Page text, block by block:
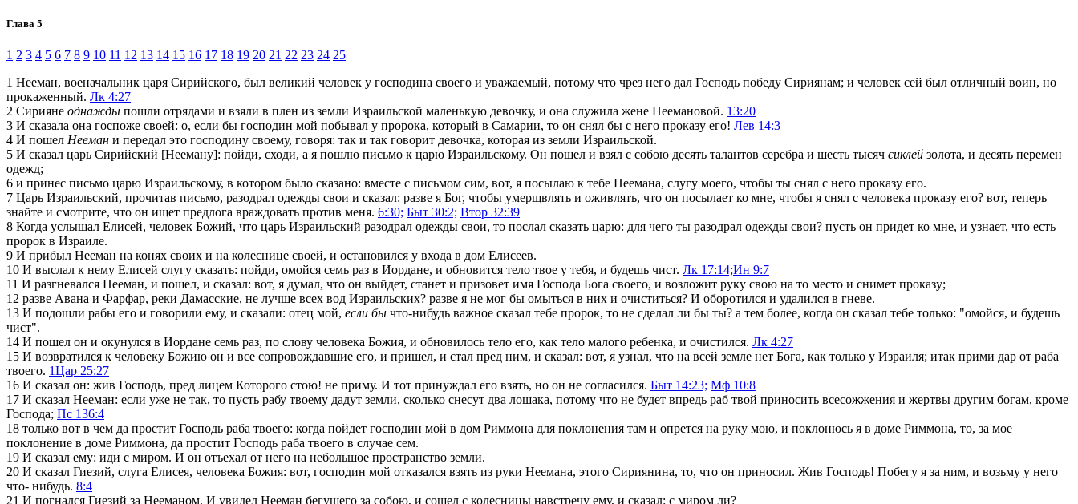
Глава 5
1 2 3 4 5 6 7 8 9 10 11 12 13 14 15 16 17 18 19 20 21 22 23 24 25
1 Нееман, военачальник царя Сирийского, был великий человек у господина своего и уважаемый, потому что чрез него дал Господь победу Сириянам; и человек сей был отличный воин, но
прокаженный. Лк 4:27
2 Сирияне однажды пошли отрядами и взяли в плен из земли Израильской маленькую девочку, и она служила жене Неемановой. 13:20
3 И сказала она госпоже своей: о, если бы господин мой побывал у пророка, который в Самарии, то он снял бы с него проказу его! Лев 14:3
4 И пошел Нееман и передал это господину своему, говоря: так и так говорит девочка, которая из земли Израильской.
5 И сказал царь Сирийский [Нееману]: пойди, сходи, а я пошлю письмо к царю Израильскому. Он пошел и взял с собою десять талантов серебра и шесть тысяч сиклей золота, и десять перемен
одежд;
6 и принес письмо царю Израильскому, в котором было сказано: вместе с письмом сим, вот, я посылаю к тебе Неемана, слугу моего, чтобы ты снял с него проказу его.
7 Царь Израильский, прочитав письмо, разодрал одежды свои и сказал: разве я Бог, чтобы умерщвлять и оживлять, что он посылает ко мне, чтобы я снял с человека проказу его? вот, теперь
знайте и смотрите, что он ищет предлога враждовать против меня. 6:30; Быт 30:2; Втор 32:39
8 Когда услышал Елисей, человек Божий, что царь Израильский разодрал одежды свои, то послал сказать царю: для чего ты разодрал одежды свои? пусть он придет ко мне, и узнает, что есть
пророк в Израиле.
9 И прибыл Нееман на конях своих и на колеснице своей, и остановился у входа в дом Елисеев.
10 И выслал к нему Елисей слугу сказать: пойди, омойся семь раз в Иордане, и обновится тело твое у тебя, и будешь чист. Лк 17:14;Ин 9:7
11 И разгневался Нееман, и пошел, и сказал: вот, я думал, что он выйдет, станет и призовет имя Господа Бога своего, и возложит руку свою на то место и снимет проказу;
12 разве Авана и Фарфар, реки Дамасские, не лучше всех вод Израильских? разве я не мог бы омыться в них и очиститься? И оборотился и удалился в гневе.
13 И подошли рабы его и говорили ему, и сказали: отец мой, если бы что-нибудь важное сказал тебе пророк, то не сделал ли бы ты? а тем более, когда он сказал тебе только: "омойся, и будешь
чист".
14 И пошел он и окунулся в Иордане семь раз, по слову человека Божия, и обновилось тело его, как тело малого ребенка, и очистился. Лк 4:27
15 И возвратился к человеку Божию он и все сопровождавшие его, и пришел, и стал пред ним, и сказал: вот, я узнал, что на всей земле нет Бога, как только у Израиля; итак прими дар от раба
твоего. 1Цар 25:27
16 И сказал он: жив Господь, пред лицем Которого стою! не приму. И тот принуждал его взять, но он не согласился. Быт 14:23; Мф 10:8
17 И сказал Нееман: если уже не так, то пусть рабу твоему дадут земли, сколько снесут два лошака, потому что не будет впредь раб твой приносить всесожжения и жертвы другим богам, кроме
Господа; Пс 136:4
18 только вот в чем да простит Господь раба твоего: когда пойдет господин мой в дом Риммона для поклонения там и опрется на руку мою, и поклонюсь я в доме Риммона, то, за мое
поклонение в доме Риммона, да простит Господь раба твоего в случае сем.
19 И сказал ему: иди с миром. И он отъехал от него на небольшое пространство земли.
20 И сказал Гиезий, слуга Елисея, человека Божия: вот, господин мой отказался взять из руки Неемана, этого Сириянина, то, что он приносил. Жив Господь! Побегу я за ним, и возьму у него
что- нибудь. 8:4
21 И погнался Гиезий за Нееманом. И увидел Нееман бегущего за собою, и сошел с колесницы навстречу ему, и сказал: с миром ли?